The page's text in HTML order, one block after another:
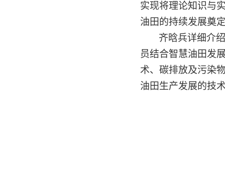
实现将理论知识与
油田的持续发展奠
齐晗兵详细介
员结合智慧油田发
术、碳排放及污染
油田生产发展的技